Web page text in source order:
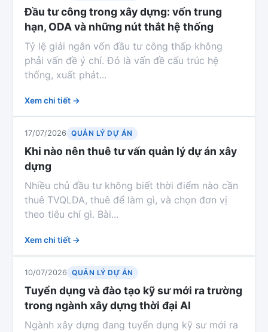
Đầu tư công trong xây dựng: vốn trung
hạn, ODA và những nút thắt hệ thống
Tỷ lệ giải ngân vốn đầu tư công thấp không
phải vấn đề ý chí. Đó là vấn đề cấu trúc hệ
thống, xuất phát...
Xem chi tiết →
17/07/2026 QUẢN LÝ DỰ ÁN
Khi nào nên thuê tư vấn quản lý dự án xây
dựng
Nhiều chủ đầu tư không biết thời điểm nào cần
thuê TVQLDA, thuê để làm gì, và chọn đơn vị
theo tiêu chí gì. Bài...
Xem chi tiết →
10/07/2026 QUẢN LÝ DỰ ÁN
Tuyển dụng và đào tạo kỹ sư mới ra trường
trong ngành xây dựng thời đại AI
Ngành xây dựng đang tuyển dụng kỹ sư mới ra